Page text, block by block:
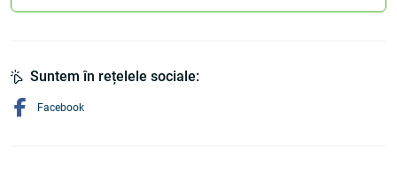
Suntem în rețelele sociale:
Facebook